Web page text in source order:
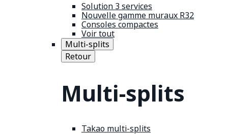
Solution 3 services
Nouvelle gamme muraux R32
Consoles compactes
Voir tout
Multi-splits
Retour
Multi-splits
Takao multi-splits